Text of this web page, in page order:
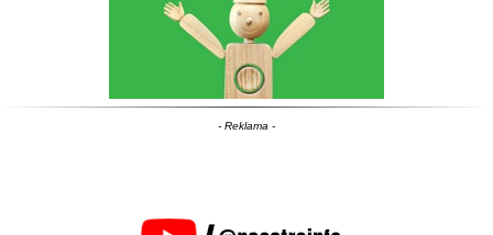
- Reklama -